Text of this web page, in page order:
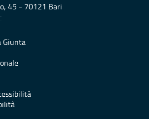
45 - 70121 Bari
Giunta